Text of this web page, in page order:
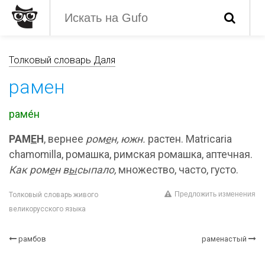
Толковый словарь Даля
рамен
раме́н
РАМ ЕН , вернее ромен, южн. растен. Matricaria
chamomilla, ромашка, римская ромашка, аптечная.
Как ромен высыпало, множество, часто, густо.
Толковый словарь живого
великорусского языка
Предложить изменения
рамбов раменастый